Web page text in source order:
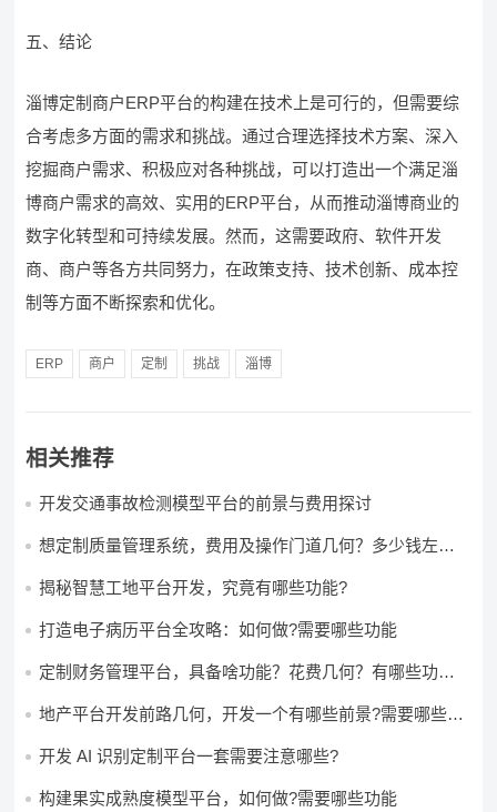
五、结论
淄博定制商户ERP平台的构建在技术上是可行的，但需要综
合考虑多方面的需求和挑战。通过合理选择技术方案、深入
挖掘商户需求、积极应对各种挑战，可以打造出一个满足淄
博商户需求的高效、实用的ERP平台，从而推动淄博商业的
数字化转型和可持续发展。然而，这需要政府、软件开发
商、商户等各方共同努力，在政策支持、技术创新、成本控
制等方面不断探索和优化。
ERP 商户 定制 挑战 淄博
相关推荐
开发交通事故检测模型平台的前景与费用探讨
想定制质量管理系统，费用及操作门道几何？多少钱左右
揭秘智慧工地平台开发，究竟有哪些功能?
打造电子病历平台全攻略：如何做?需要哪些功能
定制财务管理平台，具备啥功能？花费几何？有哪些功能?
地产平台开发前路几何，开发一个有哪些前景?需要哪些费
开发 AI 识别定制平台一套需要注意哪些?
构建果实成熟度模型平台，如何做?需要哪些功能